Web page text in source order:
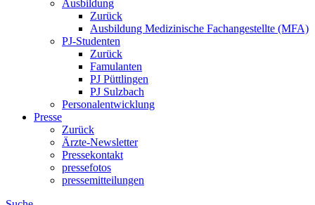
Ausbildung
Zurück
Ausbildung Medizinische Fachangestellte (MFA)
PJ-Studenten
Zurück
Famulanten
PJ Püttlingen
PJ Sulzbach
Personalentwicklung
Presse
Zurück
Ärzte-Newsletter
Pressekontakt
pressefotos
pressemitteilungen